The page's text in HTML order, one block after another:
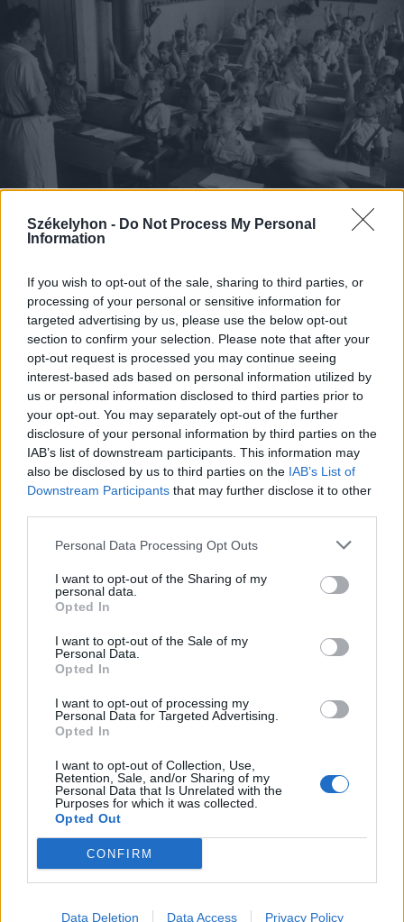
Székelyhon - Do Not Process My Personal
Information
If you wish to opt-out of the sale, sharing to third parties, or
processing of your personal or sensitive information for
targeted advertising by us, please use the below opt-out
section to confirm your selection. Please note that after your
opt-out request is processed you may continue seeing
interest-based ads based on personal information utilized by
us or personal information disclosed to third parties prior to
your opt-out. You may separately opt-out of the further
disclosure of your personal information by third parties on the
IAB’s list of downstream participants. This information may
also be disclosed by us to third parties on the IAB’s List of
Downstream Participants that may further disclose it to other
Personal Data Processing Opt Outs
I want to opt-out of the Sharing of my
personal data.
Opted In
I want to opt-out of the Sale of my
Personal Data.
Opted In
I want to opt-out of processing my
Personal Data for Targeted Advertising.
Opted In
I want to opt-out of Collection, Use,
Retention, Sale, and/or Sharing of my
Personal Data that Is Unrelated with the
Purposes for which it was collected.
Opted Out
CONFIRM
Data Deletion Data Access Privacy Policy
2025. október 19., vasárnap
A kis magyar világ és az akkori
oktatás Márika néni emlékeiben
Korábbi cikkek betöltése
Hasznos
Szerzői jogok
Adatvédelmi tájékoztató
Cookie-kezelési tájékoztató
Hozzászólási szabályzat
Székely Hírmondó archívuma
Médiaajánlat
Látogatottsági adatok